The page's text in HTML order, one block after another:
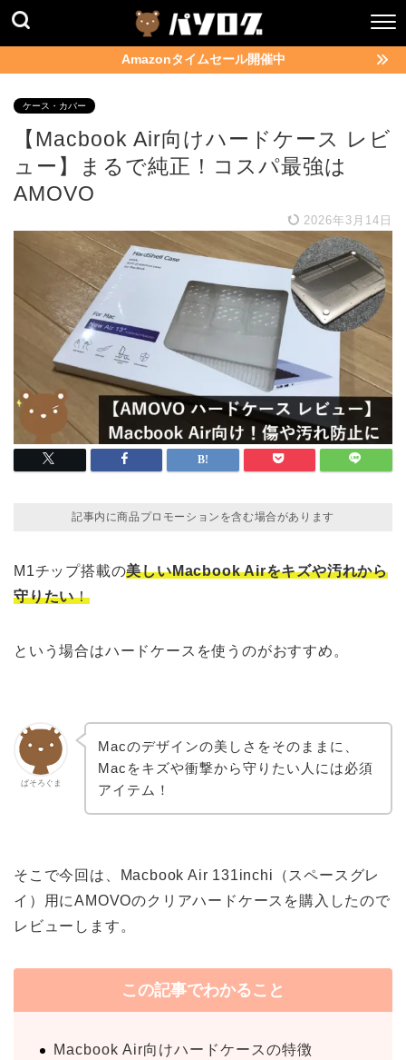
Amazonタイムセール開催中
ケース・カバー
【Macbook Air向けハードケース レビ
ュー】まるで純正！コスパ最強は
AMOVO
2026年3月14日
記事内に商品プロモーションを含む場合があります
M1チップ搭載の美しいMacbook Airをキズや汚れから
守りたい！
という場合はハードケースを使うのがおすすめ。
ぱそろぐま
Macのデザインの美しさをそのままに、
Macをキズや衝撃から守りたい人には必須
アイテム！
そこで今回は、Macbook Air 131inchi（スペースグレ
イ）用にAMOVOのクリアハードケースを購入したので
レビューします。
この記事でわかること
Macbook Air向けハードケースの特徴